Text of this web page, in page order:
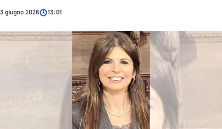
ECONOMIA E LAVORO
AMBIENTE
3 giugno 2026 13:01